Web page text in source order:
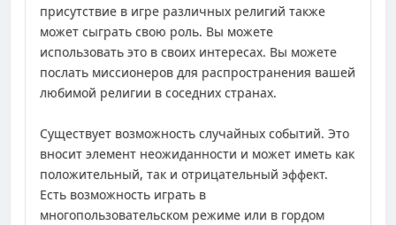
присутствие в игре различных религий также
может сыграть свою роль. Вы можете
использовать это в своих интересах. Вы можете
послать миссионеров для распространения вашей
любимой религии в соседних странах.
Существует возможность случайных событий. Это
вносит элемент неожиданности и может иметь как
положительный, так и отрицательный эффект.
Есть возможность играть в
многопользовательском режиме или в гордом